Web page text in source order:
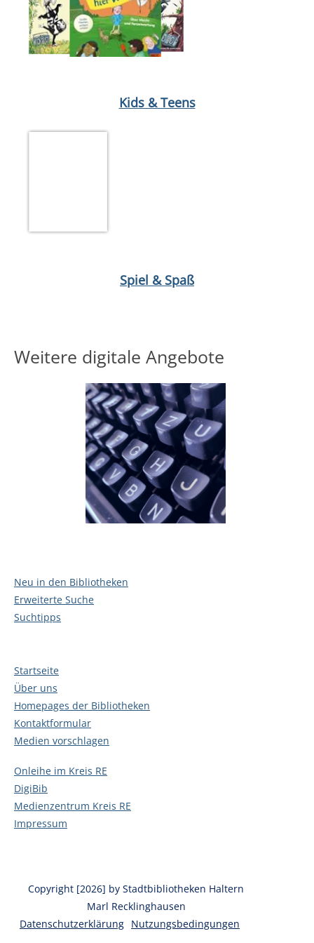
Kids & Teens
Spiel & Spaß
Weitere digitale Angebote
Neu in den Bibliotheken
Erweiterte Suche
Suchtipps
Startseite
Über uns
Homepages der Bibliotheken
Kontaktformular
Medien vorschlagen
Onleihe im Kreis RE
DigiBib
Medienzentrum Kreis RE
Impressum
Copyright [2026] by Stadtbibliotheken Haltern
Marl Recklinghausen
Datenschutzerklärung Nutzungsbedingungen